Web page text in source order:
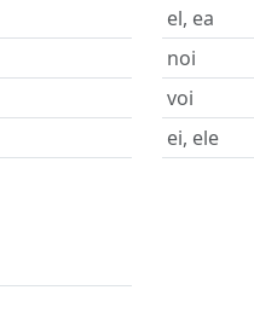
el, ea
noi
voi
ei, ele